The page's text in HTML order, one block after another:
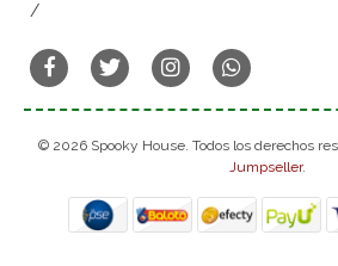
/
© 2026 Spooky House. Todos los derechos
Jumpseller.